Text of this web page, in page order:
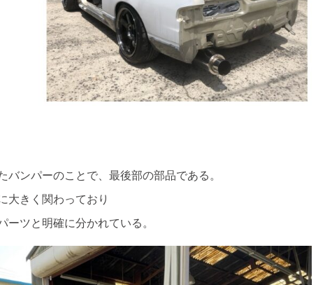
バンパーのことで、最後部の部品である。
大きく関わっており
ーツと明確に分かれている。